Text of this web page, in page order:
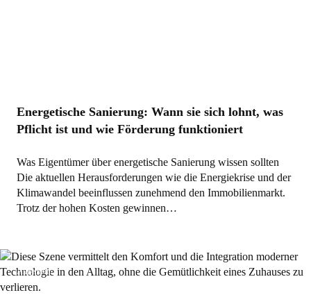
Energetische Sanierung: Wann sie sich lohnt, was
Pflicht ist und wie Förderung funktioniert
Was Eigentümer über energetische Sanierung wissen sollten
Die aktuellen Herausforderungen wie die Energiekrise und der
Klimawandel beeinflussen zunehmend den Immobilienmarkt.
Trotz der hohen Kosten gewinnen…
Allgemein